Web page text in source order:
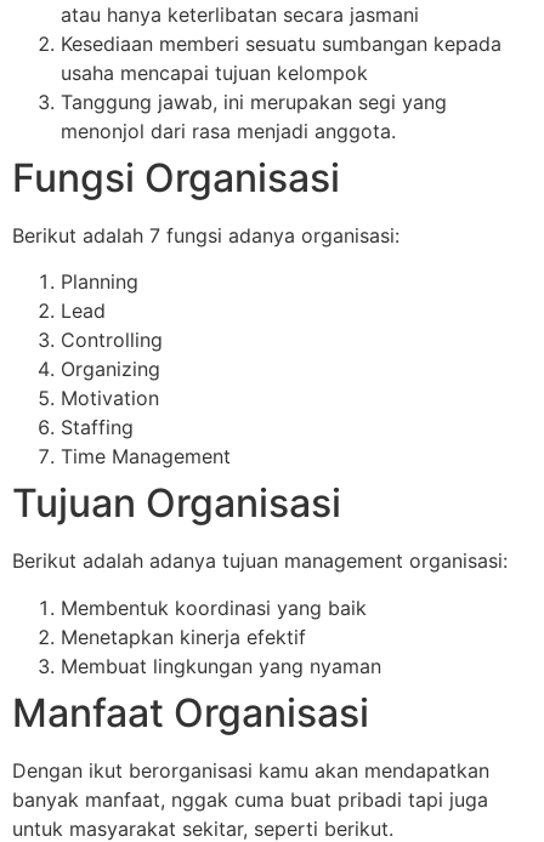
atau hanya keterlibatan secara jasmani
Kesediaan memberi sesuatu sumbangan kepada
usaha mencapai tujuan kelompok
Tanggung jawab, ini merupakan segi yang
menonjol dari rasa menjadi anggota.
Fungsi Organisasi
Berikut adalah 7 fungsi adanya organisasi:
Planning
Lead
Controlling
Organizing
Motivation
Staffing
Time Management
Tujuan Organisasi
Berikut adalah adanya tujuan management organisasi:
Membentuk koordinasi yang baik
Menetapkan kinerja efektif
Membuat lingkungan yang nyaman
Manfaat Organisasi
Dengan ikut berorganisasi kamu akan mendapatkan
banyak manfaat, nggak cuma buat pribadi tapi juga
untuk masyarakat sekitar, seperti berikut.